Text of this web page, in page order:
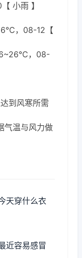
小雨 】
，08-12【
，08-
到风寒所需
气温与风力做
天穿什么衣
近容易感冒